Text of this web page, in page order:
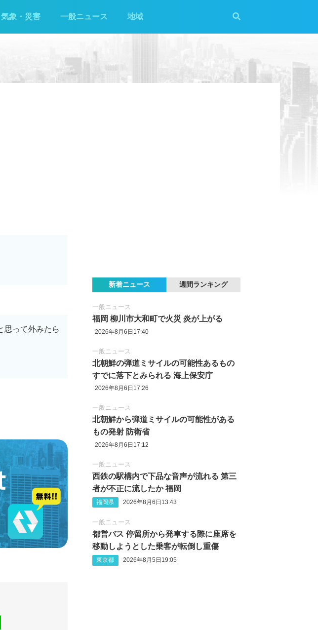
気象・災害 一般ニュース 地域
思って外みたら
新着ニュース 週間ランキング
一般ニュース
福岡 柳川市大和町で火災 炎が上がる
2026年8月6日17:40
一般ニュース
北朝鮮の弾道ミサイルの可能性あるもの
すでに落下とみられる 海上保安庁
2026年8月6日17:26
一般ニュース
北朝鮮から弾道ミサイルの可能性がある
もの発射 防衛省
2026年8月6日17:12
一般ニュース
西鉄の駅構内で下品な音声が流れる 第三
者が不正に流したか 福岡
福岡県 2026年8月6日13:43
一般ニュース
都営バス 停留所から発車する際に座席を
移動しようとした乗客が転倒し重傷
東京都 2026年8月5日19:05